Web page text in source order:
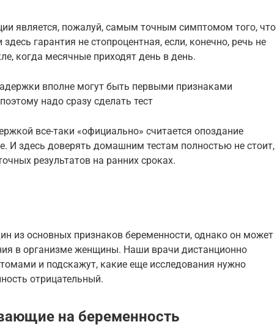
является, пожалуй, самым точным симптомом того, что
гарантия не стопроцентная, если, конечно, речь не
когда месячные приходят день в день.
вполне могут быть первыми признаками
надо сразу сделать тест
все-таки «официально» считается опоздание
И здесь доверять домашним тестам полностью не стоит,
результатов на ранних сроках.
из основных признаков беременности, однако он может
в организме женщины. Наши врачи дистанционно
и подскажут, какие еще исследования нужно
отрицательный.
на беременность